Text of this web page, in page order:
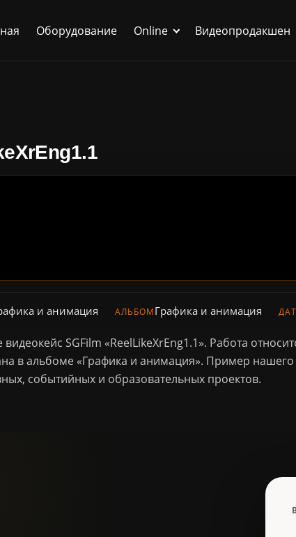
Оборудование Online Видеопродакшен
и анимация АЛЬБОМГрафика и анимация
SGFilm «ReelLikeXrEng1.1». Работа
в альбоме «Графика и анимация». Пример
событийных и образовательных проектов.